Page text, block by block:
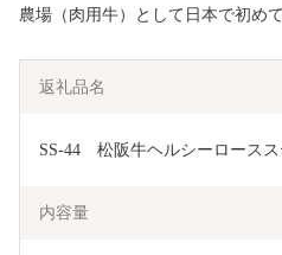
農場（肉用牛）として日本で初め
返礼品名
SS-44　松阪牛ヘルシーロースス
内容量